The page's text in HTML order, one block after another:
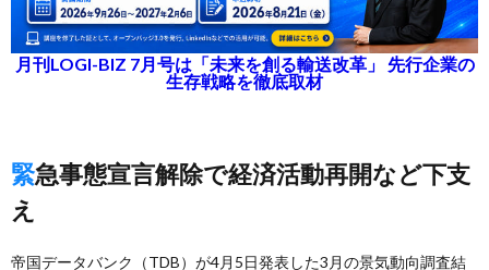
月刊LOGI-BIZ 7月号は「未来を創る輸送改革」 先行企業の
生存戦略を徹底取材
緊急事態宣言解除で経済活動再開など下支
え
帝国データバンク（TDB）が4月5日発表した3月の景気動向調査結